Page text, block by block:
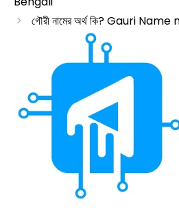
গৌরী নামের অর্থ কি? Gauri